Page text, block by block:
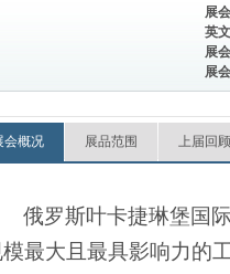
展
英
展
展
会概况 展品范围 上届回顾
俄罗斯叶卡捷琳堡国
最大且最具影响力的